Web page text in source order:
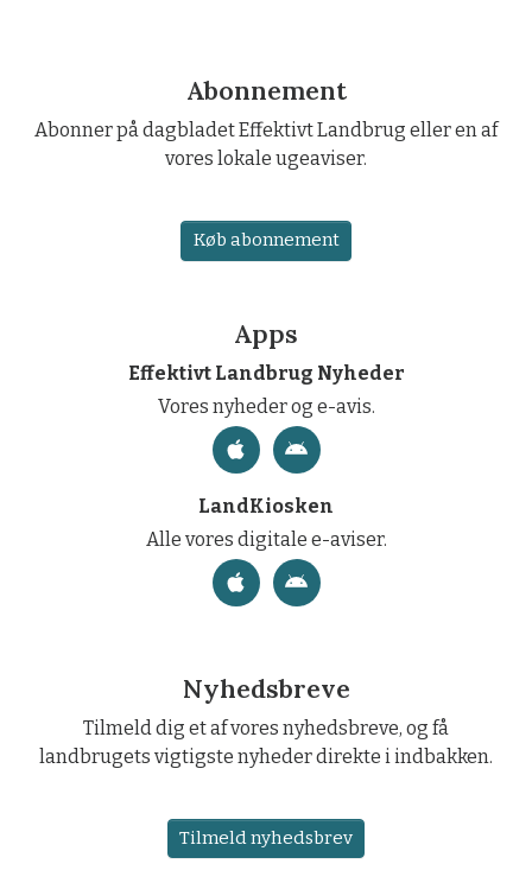
Abonnement
Abonner på dagbladet Effektivt Landbrug eller en af
vores lokale ugeaviser.
Køb abonnement
Apps
Effektivt Landbrug Nyheder
Vores nyheder og e-avis.
LandKiosken
Alle vores digitale e-aviser.
Nyhedsbreve
Tilmeld dig et af vores nyhedsbreve, og få
landbrugets vigtigste nyheder direkte i indbakken.
Tilmeld nyhedsbrev